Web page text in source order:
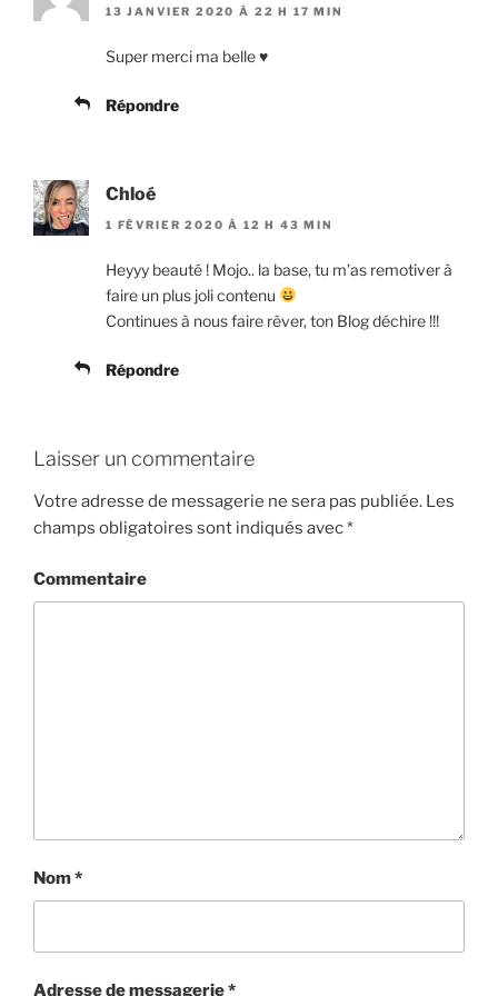
13 JANVIER 2020 À 22 H 17 MIN
Super merci ma belle ♥️
Répondre
Chloé
1 FÉVRIER 2020 À 12 H 43 MIN
Heyyy beauté ! Mojo.. la base, tu m’as remotiver à
faire un plus joli contenu
Continues à nous faire rêver, ton Blog déchire !!!
Répondre
Laisser un commentaire
Votre adresse de messagerie ne sera pas publiée. Les
champs obligatoires sont indiqués avec*
Commentaire
Nom*
Adresse de messagerie*